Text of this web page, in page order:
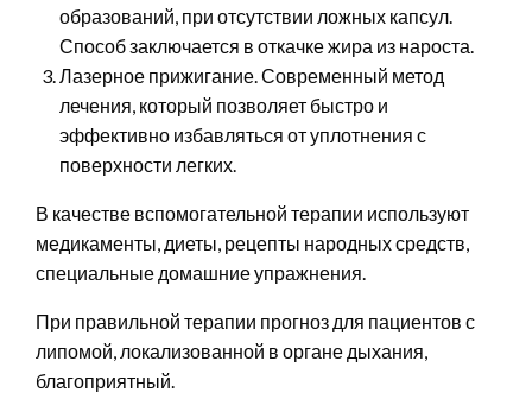
образований, при отсутствии ложных капсул.
Способ заключается в откачке жира из нароста.
Лазерное прижигание. Современный метод
лечения, который позволяет быстро и
эффективно избавляться от уплотнения с
поверхности легких.
В качестве вспомогательной терапии используют
медикаменты, диеты, рецепты народных средств,
специальные домашние упражнения.
При правильной терапии прогноз для пациентов с
липомой, локализованной в органе дыхания,
благоприятный.